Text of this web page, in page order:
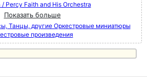
/ Percy Faith and His Orchestra
Показать больше
Танцы, другие Оркестровые миниатюры
произведения